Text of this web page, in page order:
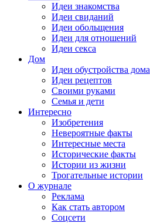
Идеи знакомства
Идеи свиданий
Идеи обольщения
Идеи для отношений
Идеи секса
Дом
Идеи обустройства дома
Идеи рецептов
Своими руками
Семья и дети
Интересно
Изобретения
Невероятные факты
Интересные места
Исторические факты
Истории из жизни
Трогательные истории
О журнале
Реклама
Как стать автором
Соцсети